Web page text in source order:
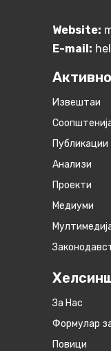
Website:
E-mail:
Извештаи
Публикации
Анализи
Проекти
Медиуми
За Нас
Формулар
Повици